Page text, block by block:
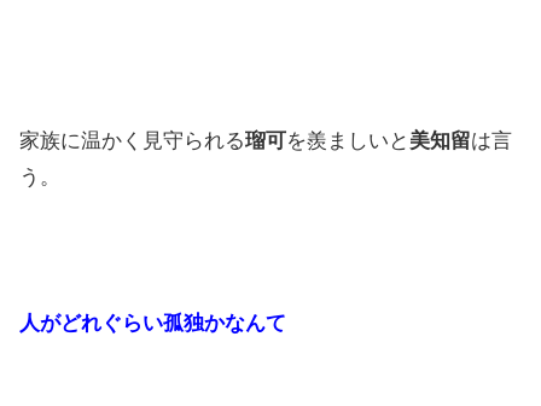
家族に温かく見守られる瑠可を羨ましいと 美知留は言
う。
人がどれぐらい孤独かなんて